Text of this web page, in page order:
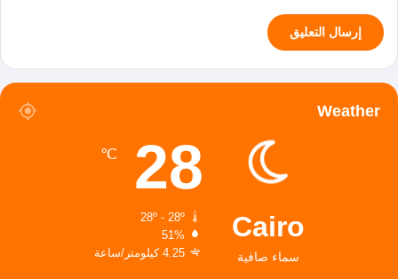
Weather
Cairo
سماء صافية
28
℃
28º - 28º
51%
4.25 كيلومتر/ساعة